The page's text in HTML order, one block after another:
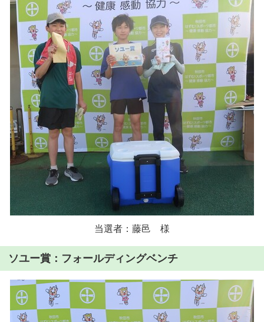
当選者：藤邑 様
ソユー賞：フォールディングベンチ